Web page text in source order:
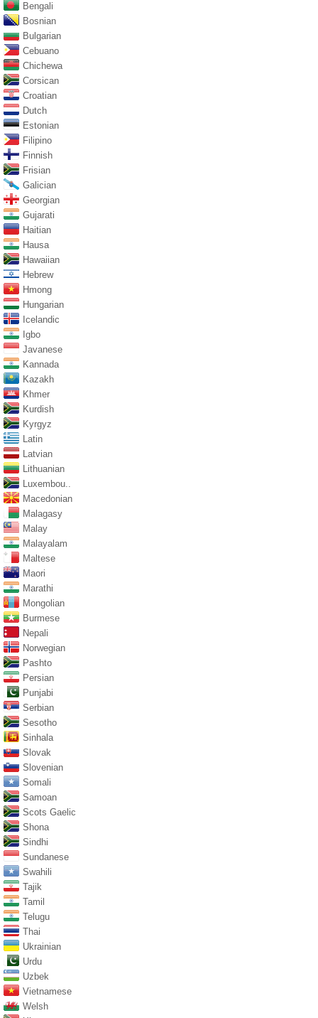
Bengali
Bosnian
Bulgarian
Cebuano
Chichewa
Corsican
Croatian
Dutch
Estonian
Filipino
Finnish
Frisian
Galician
Georgian
Gujarati
Haitian
Hausa
Hawaiian
Hebrew
Hmong
Hungarian
Icelandic
Igbo
Javanese
Kannada
Kazakh
Khmer
Kurdish
Kyrgyz
Latin
Latvian
Lithuanian
Luxembou..
Macedonian
Malagasy
Malay
Malayalam
Maltese
Maori
Marathi
Mongolian
Burmese
Nepali
Norwegian
Pashto
Persian
Punjabi
Serbian
Sesotho
Sinhala
Slovak
Slovenian
Somali
Samoan
Scots Gaelic
Shona
Sindhi
Sundanese
Swahili
Tajik
Tamil
Telugu
Thai
Ukrainian
Urdu
Uzbek
Vietnamese
Welsh